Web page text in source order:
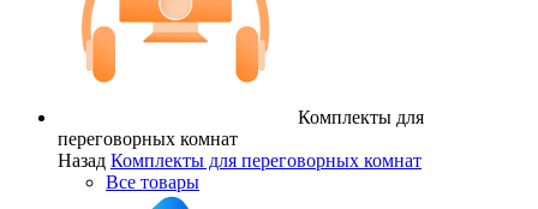
Комплекты для
переговорных комнат
Назад Комплекты для переговорных комнат
Все товары